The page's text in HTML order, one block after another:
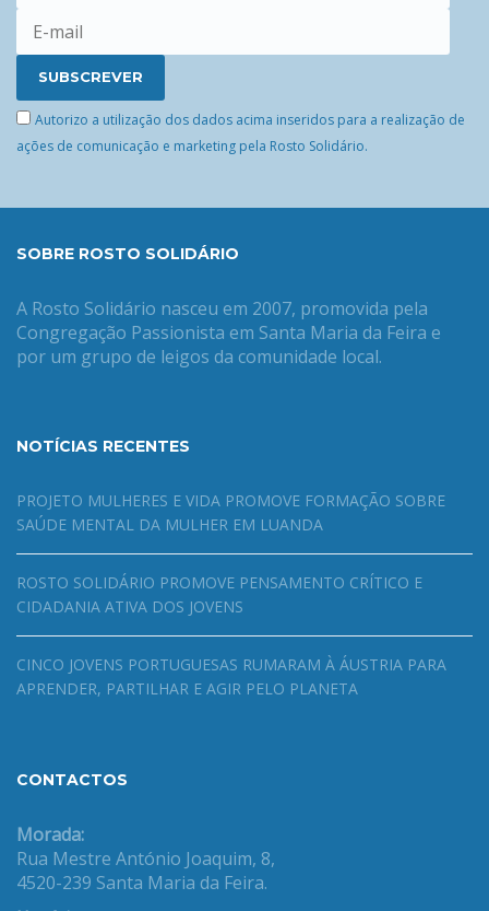
Autorizo a utilização dos dados acima inseridos para a realização de
ações de comunicação e marketing pela Rosto Solidário.
SOBRE ROSTO SOLIDÁRIO
A Rosto Solidário nasceu em 2007, promovida pela
Congregação Passionista em Santa Maria da Feira e
por um grupo de leigos da comunidade local.
NOTÍCIAS RECENTES
PROJETO MULHERES E VIDA PROMOVE FORMAÇÃO SOBRE
SAÚDE MENTAL DA MULHER EM LUANDA
ROSTO SOLIDÁRIO PROMOVE PENSAMENTO CRÍTICO E
CIDADANIA ATIVA DOS JOVENS
CINCO JOVENS PORTUGUESAS RUMARAM À ÁUSTRIA PARA
APRENDER, PARTILHAR E AGIR PELO PLANETA
CONTACTOS
Morada:
Rua Mestre António Joaquim, 8,
4520-239 Santa Maria da Feira.